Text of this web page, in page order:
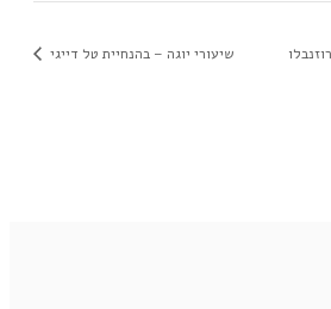
שיעורי יוגה – בהנחיית טל דייגי